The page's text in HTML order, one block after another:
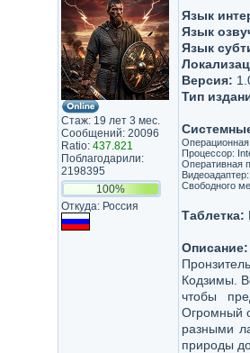
Стаж: 19 лет 3 мес.
Сообщений: 20096
Ratio: 437.821
Поблагодарили:
2198395
100%
Откуда: Россия
Язык
Язык
Язык
Версия:
Тип
Процессор:
Оперативная
Свободного
Таблетка:
Описание:
Кодзимы.
чтобы
Огромный
разными
природы